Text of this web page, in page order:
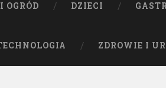
OGRÓD DZIECI
ZDROWIE I